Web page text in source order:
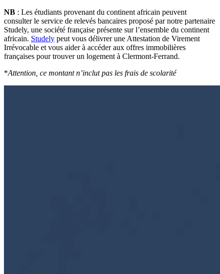
NB : Les étudiants provenant du continent africain peuvent
consulter le service de relevés bancaires proposé par notre partenaire
Studely, une société française présente sur l’ensemble du continent
africain. Studely peut vous délivrer une Attestation de Virement
Irrévocable et vous aider à accéder aux offres immobilières
françaises pour trouver un logement à Clermont-Ferrand.
*Attention, ce montant n’inclut pas les frais de scolarité